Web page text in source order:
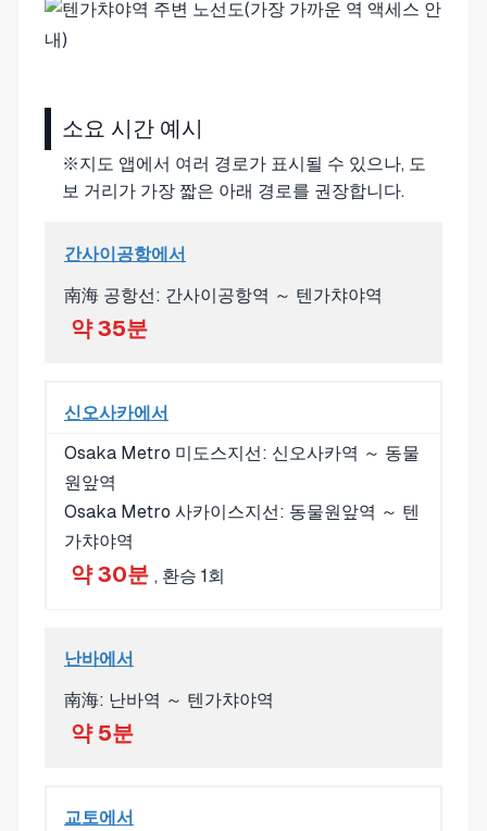
소요 시간 예시
※지도 앱에서 여러 경로가 표시될 수 있으나, 도
보 거리가 가장 짧은 아래 경로를 권장합니다.
간사이공항에서
南海 공항선: 간사이공항역 ～ 텐가챠야역
약 35분
신오사카에서
Osaka Metro 미도스지선: 신오사카역 ～ 동물
원앞역
Osaka Metro 사카이스지선: 동물원앞역 ～ 텐
가챠야역
약 30분 , 환승 1회
난바에서
南海: 난바역 ～ 텐가챠야역
약 5분
교토에서